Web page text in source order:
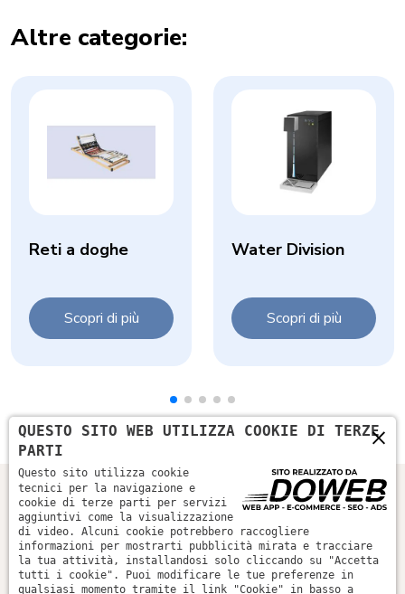
Altre categorie:
Reti a doghe
Scopri di più
Water Division
Scopri di più
×
QUESTO SITO WEB UTILIZZA COOKIE DI TERZE
PARTI
Questo sito utilizza cookie
tecnici per la navigazione e
cookie di terze parti per servizi
aggiuntivi come la visualizzazione
di video. Alcuni cookie potrebbero raccogliere
informazioni per mostrarti pubblicità mirata e tracciare
la tua attività, installandosi solo cliccando su "Accetta
tutti i cookie". Puoi modificare le tue preferenze in
qualsiasi momento tramite il link "Cookie" in basso a